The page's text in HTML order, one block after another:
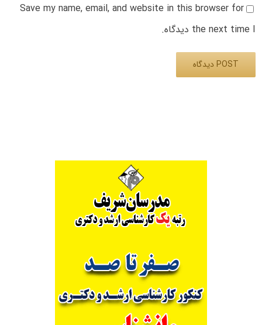
Save my name, email, and website in this browser for
the next time I دیدگاه.